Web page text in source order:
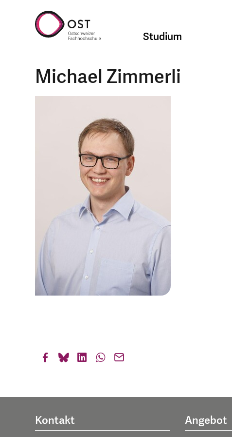
Studium
Michael Zimmerli
Kontakt Angebot